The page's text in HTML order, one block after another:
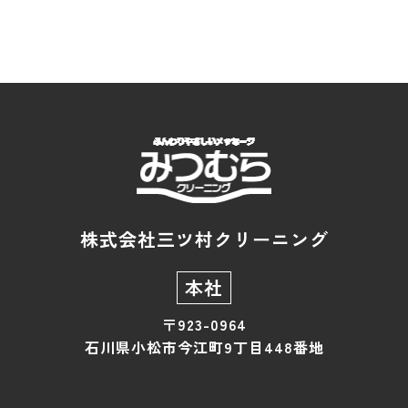
株式会社三ツ村クリーニング
本社
〒923-0964
石川県小松市今江町9丁目448番地